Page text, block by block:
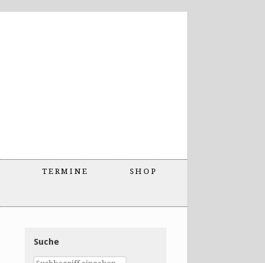
TERMINE SHOP
Suche